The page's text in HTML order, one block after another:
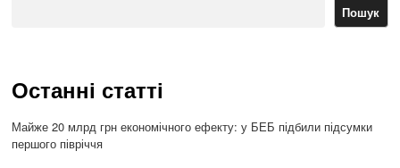
Пошук
Останні статті
Майже 20 млрд грн економічного ефекту: у БЕБ підбили підсумки
першого півріччя